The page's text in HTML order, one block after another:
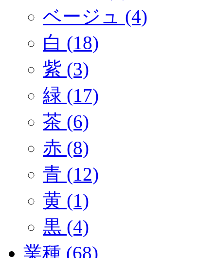
ベージュ (4)
白 (18)
紫 (3)
緑 (17)
茶 (6)
赤 (8)
青 (12)
黄 (1)
黒 (4)
業種 (68)